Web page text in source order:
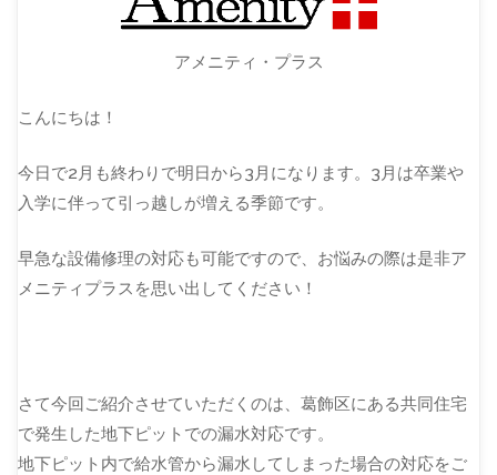
アメニティ・プラス
こんにちは！
今日で2月も終わりで明日から3月になります。3月は卒業や
入学に伴って引っ越しが増える季節です。
早急な設備修理の対応も可能ですので、お悩みの際は是非ア
メニティプラスを思い出してください！
さて今回ご紹介させていただくのは、葛飾区にある共同住宅
で発生した地下ピットでの漏水対応です。
地下ピット内で給水管から漏水してしまった場合の対応をご